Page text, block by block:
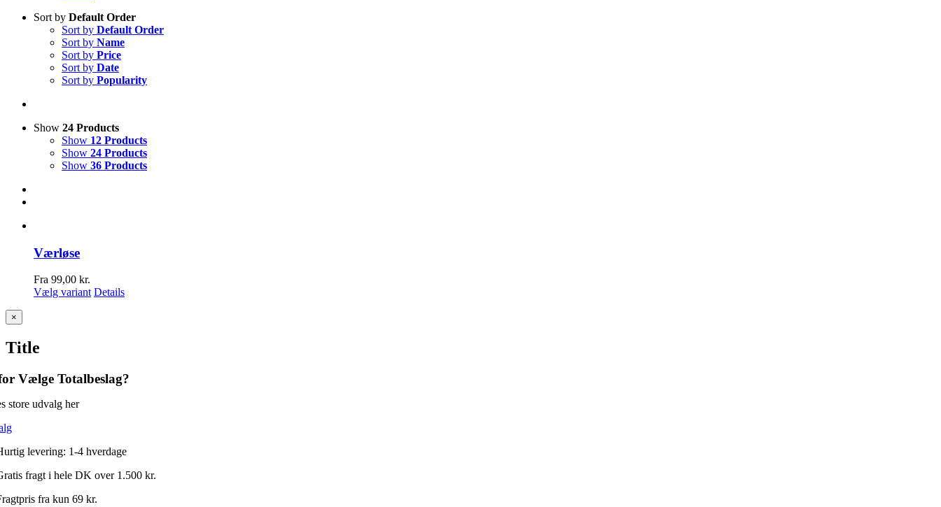
Sort by Default Order
Sort by Default Order
Sort by Name
Sort by Price
Sort by Date
Sort by Popularity
Show 24 Products
Show 12 Products
Show 24 Products
Show 36 Products
Værløse
Fra 99,00 kr.
Vælg variant Details
Close
product
view
×
Title
Vælge Totalbeslag?
store udvalg her
levering: 1-4 hverdage
fragt i hele DK over 1.500 kr.
fra kun 69 kr.